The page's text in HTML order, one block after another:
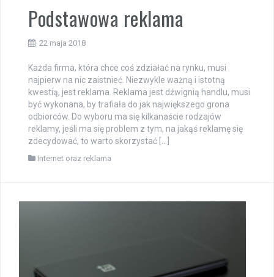
Podstawowa reklama
22 maja 2018
Każda firma, która chce coś zdziałać na rynku, musi
najpierw na nic zaistnieć. Niezwykle ważną i istotną
kwestią, jest reklama. Reklama jest dźwignią handlu, musi
być wykonana, by trafiała do jak największego grona
odbiorców. Do wyboru ma się kilkanaście rodzajów
reklamy, jeśli ma się problem z tym, na jakąś reklamę się
zdecydować, to warto skorzystać […]
Internet oraz reklama